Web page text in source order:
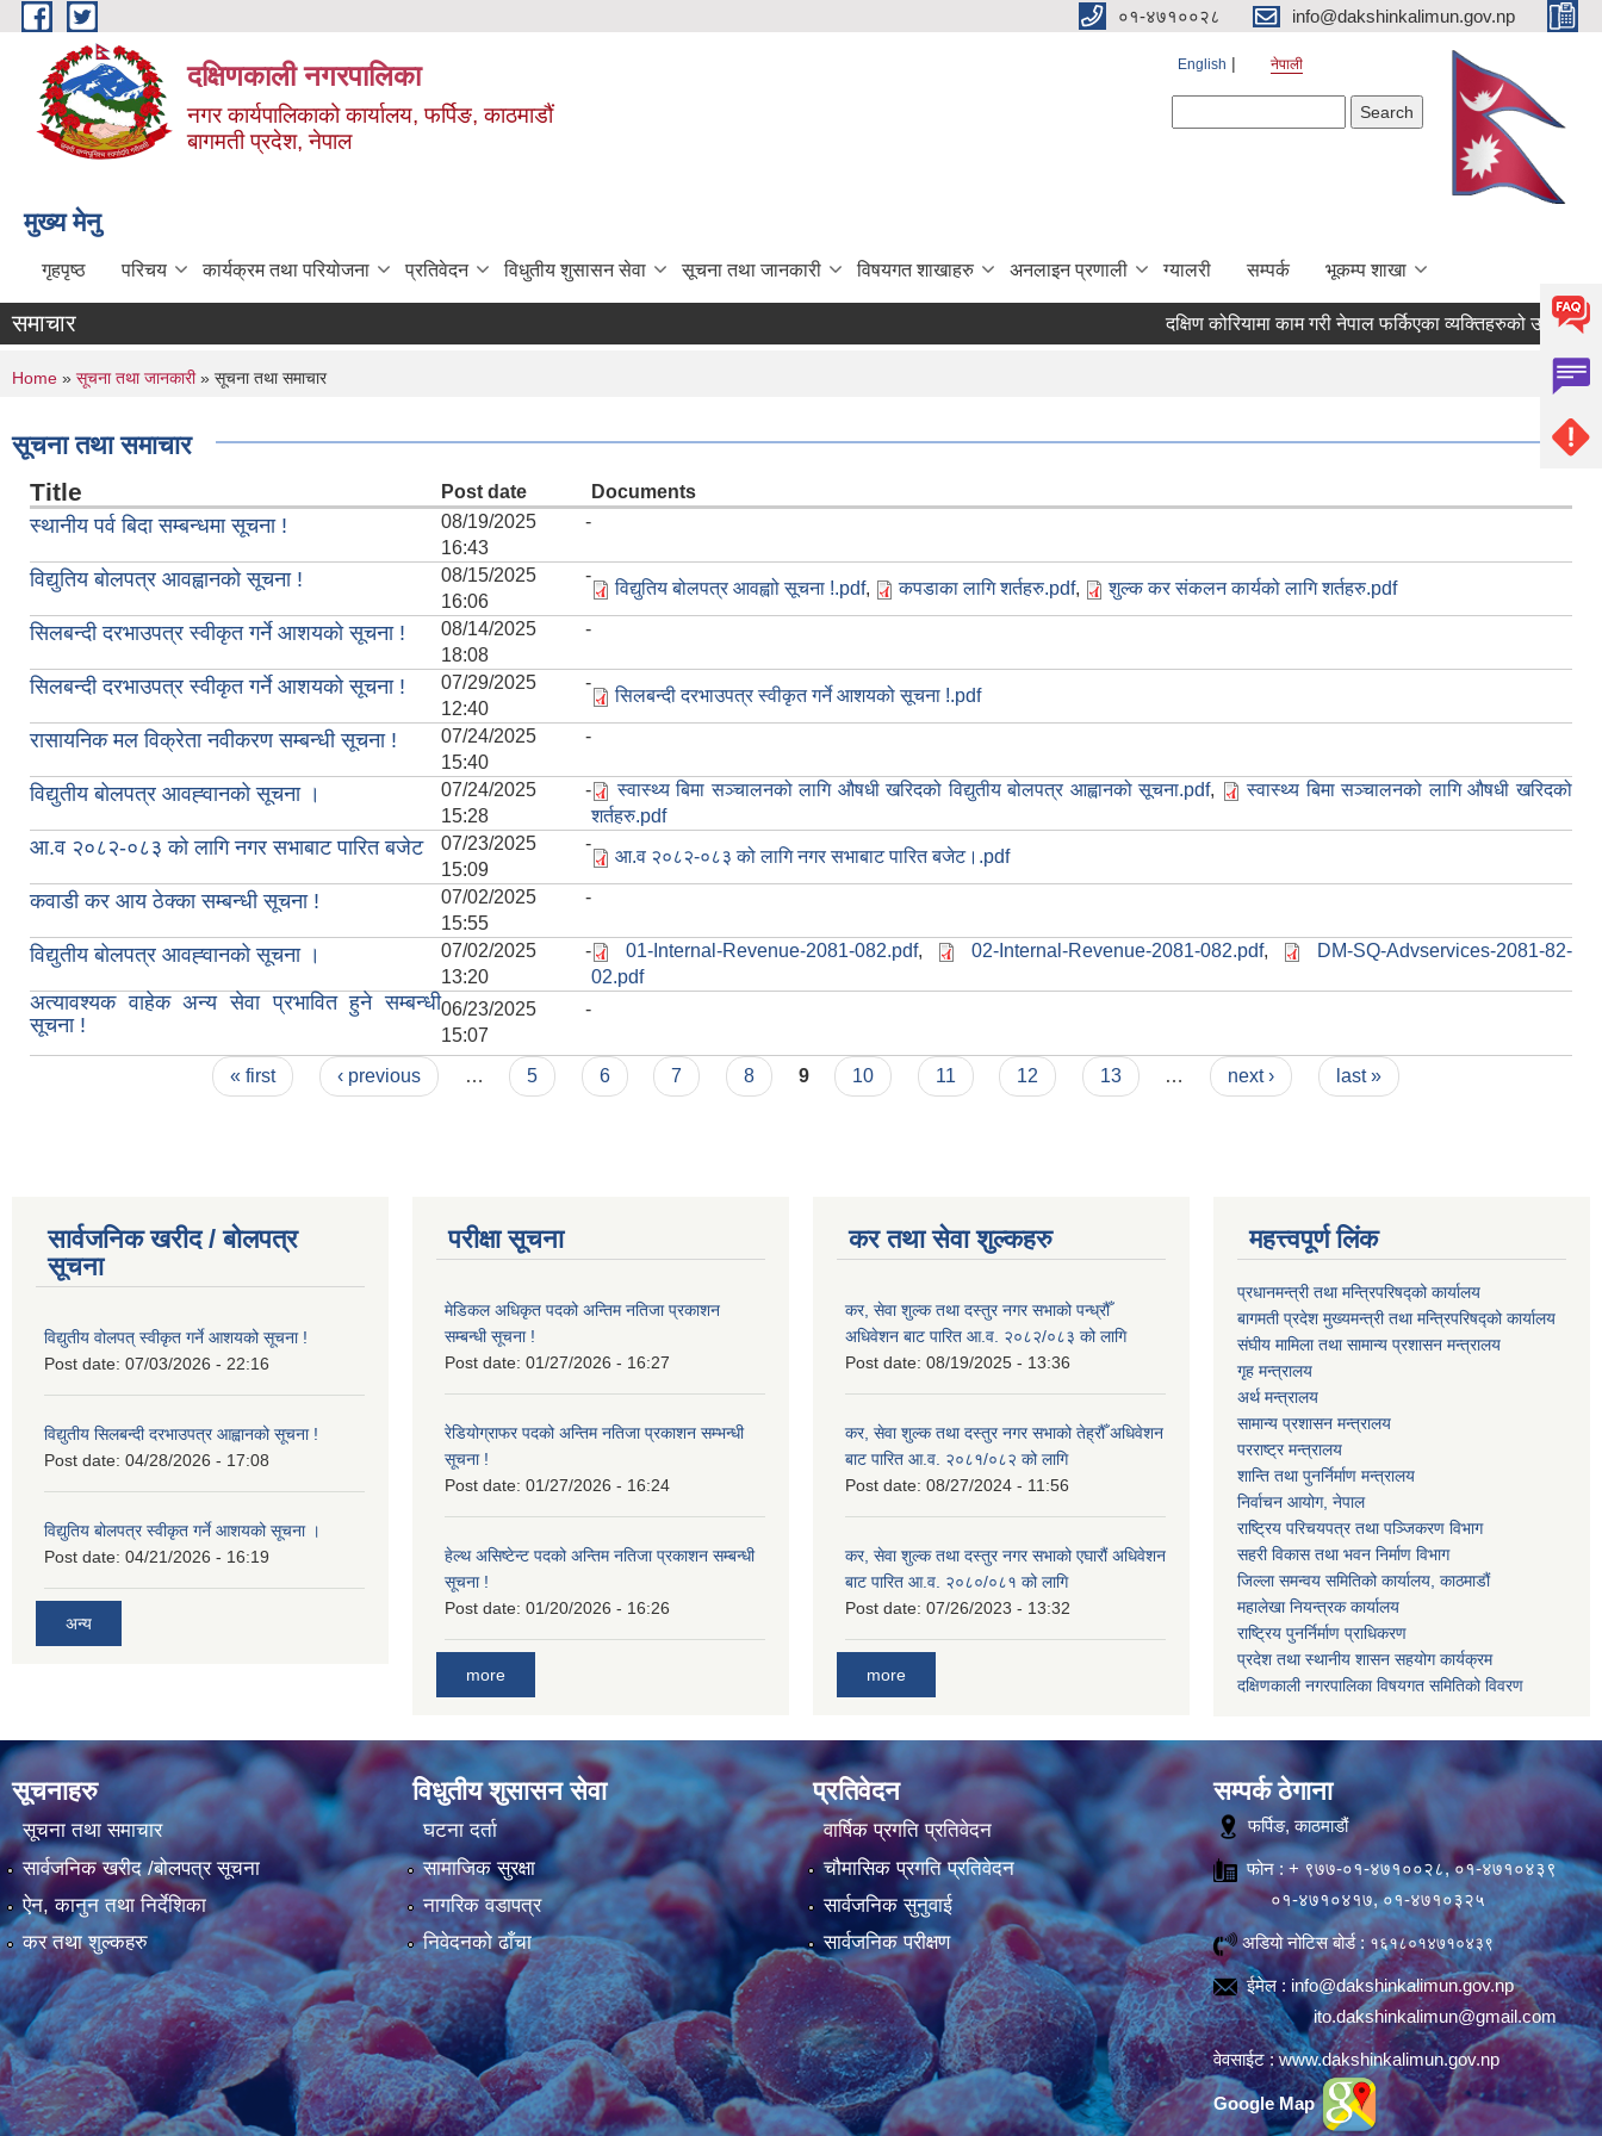
Skip to main content ०१-४७१००२८ info@dakshinkalimun.gov.np
दक्षिणकाली नगरपालिका
नगर कार्यपालिकाको कार्यालय, फर्पिङ, काठमाडौं
बागमती प्रदेश, नेपाल
English नेपाली
मुख्य मेनु
गृहपृष्ठ परिचय कार्यक्रम तथा परियोजना प्रतिवेदन विधुतीय शुसासन सेवा सूचना तथा जानकारी विषयगत शाखाहरु अनलाइन प्रणाली ग्यालरी सम्पर्क भूकम्प शाखा
समाचार दक्षिण कोरियामा काम गरी नेपाल फर्किएका व्यक्तिहरुको
You are here
Home » सूचना तथा जानकारी» सूचना तथा समाचार
सूचना तथा समाचार
Title Post date Documents
स्थानीय पर्व बिदा सम्बन्धमा सूचना !
08/19/2025 -
16:43
विद्युतिय बोलपत्र आवह्वानको सूचना !
08/15/2025 -
16:06
विद्युतिय बोलपत्र आवह्वाो सूचना !.pdf, कपडाका लागि शर्तहरु.pdf, शुल्क कर संकलन कार्यको लागि शर्तहरु.pdf
सिलबन्दी दरभाउपत्र स्वीकृत गर्ने आशयको सूचना !
08/14/2025 -
18:08
सिलबन्दी दरभाउपत्र स्वीकृत गर्ने आशयको सूचना !
07/29/2025 -
12:40
सिलबन्दी दरभाउपत्र स्वीकृत गर्ने आशयको सूचना !.pdf
रासायनिक मल विक्रेता नवीकरण सम्बन्धी सूचना !
07/24/2025 -
15:40
विद्युतीय बोलपत्र आवह्‍वानको सूचना ।
07/24/2025 -
15:28
स्वास्थ्य बिमा सञ्‍चालनको लागि औषधी खरिदको विद्युतीय बोलपत्र आह्वानको सूचना.pdf,
स्वास्थ्य बिमा सञ्‍चालनको लागि औषधी खरिदको
शर्तहरु.pdf
आ.व २०८२-०८३ को लागि नगर सभाबाट पारित बजेट
07/23/2025 -
15:09
आ.व २०८२-०८३ को लागि नगर सभाबाट पारित बजेट।.pdf
कवाडी कर आय ठेक्का सम्बन्धी सूचना !
07/02/2025 -
15:55
विद्युतीय बोलपत्र आवह्‍वानको सूचना ।
07/02/2025 -
13:20
01-Internal-Revenue-2081-082.pdf, 02-Internal-Revenue-2081-082.pdf,
DM-SQ-Advservices-2081-82-
02.pdf
अत्यावश्‍यक वाहेक अन्य सेवा प्रभावित हुने सम्बन्धी
सूचना !
06/23/2025 -
15:07
« first ‹ previous … 5 6 7 8 9 10 11 12 13 … next › last »
सार्वजनिक खरीद / बोलपत्र
सूचना
विद्युतीय वोलपत् स्वीकृत गर्ने आशयको सूचना !
Post date: 07/03/2026 - 22:16
विद्युतीय सिलबन्दी दरभाउपत्र आह्वानको सूचना !
Post date: 04/28/2026 - 17:08
विद्युतिय बोलपत्र स्वीकृत गर्ने आशयको सूचना ।
Post date: 04/21/2026 - 16:19
अन्य
परीक्षा सूचना
मेडिकल अधिकृत पदको अन्तिम नतिजा प्रकाशन
सम्बन्धी सूचना !
Post date: 01/27/2026 - 16:27
रेडियोग्राफर पदको अन्तिम नतिजा प्रकाशन सम्भन्धी
सूचना !
Post date: 01/27/2026 - 16:24
हेल्थ असिष्टेन्ट पदको अन्तिम नतिजा प्रकाशन सम्बन्धी
सूचना !
Post date: 01/20/2026 - 16:26
more
कर तथा सेवा शुल्कहरु
कर, सेवा शुल्क तथा दस्तुर नगर सभाको पन्ध्रौँ
अधिवेशन बाट पारित आ.व. २०८२/०८३ को लागि
Post date: 08/19/2025 - 13:36
कर, सेवा शुल्क तथा दस्तुर नगर सभाको तेह्रौँ अधिवेशन
बाट पारित आ.व. २०८१/०८२ को लागि
Post date: 08/27/2024 - 11:56
कर, सेवा शुल्क तथा दस्तुर नगर सभाको एघारौं अधिवेशन
बाट पारित आ.व. २०८०/०८१ को लागि
Post date: 07/26/2023 - 13:32
more
महत्त्वपूर्ण लिंक
प्रधानमन्त्री तथा मन्त्रिपरिषद्को कार्यालय
बागमती प्रदेश मुख्यमन्त्री तथा मन्त्रिपरिषद्को कार्यालय
संघीय मामिला तथा सामान्य प्रशासन मन्त्रालय
गृह मन्त्रालय
अर्थ मन्त्रालय
सामान्य प्रशासन मन्त्रालय
परराष्ट्र मन्त्रालय
शान्ति तथा पुनर्निर्माण मन्त्रालय
निर्वाचन आयोग, नेपाल
राष्ट्रिय परिचयपत्र तथा पञ्जिकरण विभाग
सहरी विकास तथा भवन निर्माण विभाग
जिल्ला समन्वय समितिको कार्यालय, काठमाडौं
महालेखा नियन्त्रक कार्यालय
राष्ट्रिय पुनर्निर्माण प्राधिकरण
प्रदेश तथा स्थानीय शासन सहयोग कार्यक्रम
दक्षिणकाली नगरपालिका विषयगत समितिको विवरण
सूचनाहरु
सूचना तथा समाचार
सार्वजनिक खरीद /बोलपत्र सूचना
ऐन, कानुन तथा निर्देशिका
कर तथा शुल्कहरु
विधुतीय शुसासन सेवा
घटना दर्ता
सामाजिक सुरक्षा
नागरिक वडापत्र
निवेदनको ढाँचा
प्रतिवेदन
वार्षिक प्रगति प्रतिवेदन
चौमासिक प्रगति प्रतिवेदन
सार्वजनिक सुनुवाई
सार्वजनिक परीक्षण
सम्पर्क ठेगाना
फर्पिङ, काठमाडौं
फोन : + ९७७-०१-४७१००२८, ०१-४७१०४३९
०१-४७१०४१७, ०१-४७१०३२५
अडियो नोटिस बोर्ड : १६१८०१४७१०४३९
ईमेल : info@dakshinkalimun.gov.np
ito.dakshinkalimun@gmail.com
वेवसाईट :www.dakshinkalimun.gov.np
Google Map